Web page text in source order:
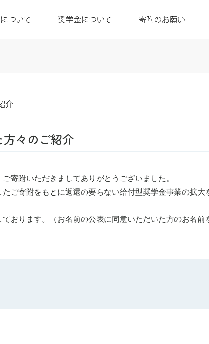
ついて 奨学金について 寄附のお願い
介
方々のご紹介
寄附いただきましてありがとうございました。
ご寄附をもとに返還の要らない給付型奨学金事業の拡
おります。（お名前の公表に同意いただいた方のお名